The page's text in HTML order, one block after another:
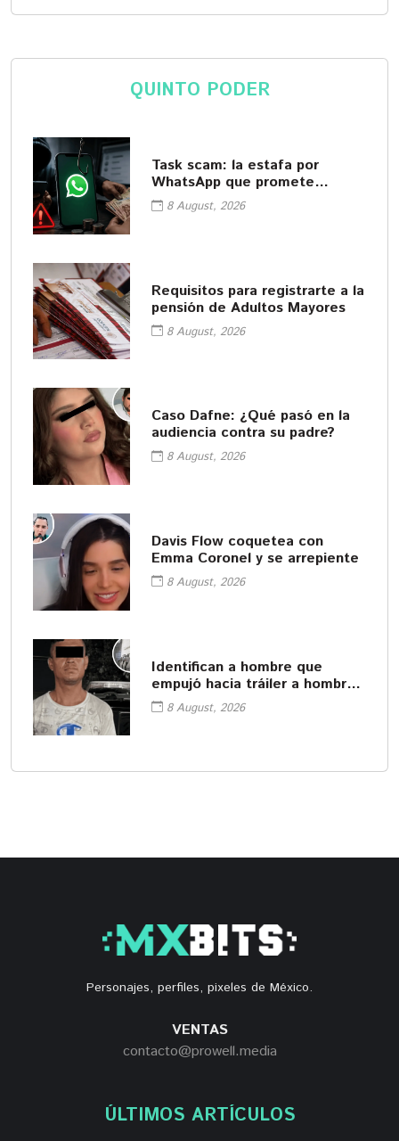
QUINTO PODER
Task scam: la estafa por
WhatsApp que promete
empleos fáciles
8 August, 2026
Requisitos para registrarte a la
pensión de Adultos Mayores
8 August, 2026
Caso Dafne: ¿Qué pasó en la
audiencia contra su padre?
8 August, 2026
Davis Flow coquetea con
Emma Coronel y se arrepiente
8 August, 2026
Identifican a hombre que
empujó hacia tráiler a hombre
en Monterrey
8 August, 2026
Personajes, perfiles, pixeles de México.
VENTAS
contacto@prowell.media
ÚLTIMOS ARTÍCULOS